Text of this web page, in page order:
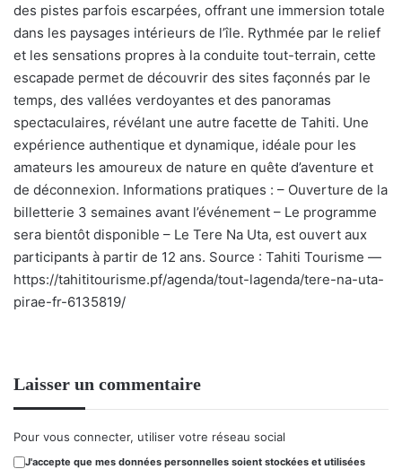
des pistes parfois escarpées, offrant une immersion totale
dans les paysages intérieurs de l’île. Rythmée par le relief
et les sensations propres à la conduite tout-terrain, cette
escapade permet de découvrir des sites façonnés par le
temps, des vallées verdoyantes et des panoramas
spectaculaires, révélant une autre facette de Tahiti. Une
expérience authentique et dynamique, idéale pour les
amateurs les amoureux de nature en quête d’aventure et
de déconnexion. Informations pratiques : – Ouverture de la
billetterie 3 semaines avant l’événement – Le programme
sera bientôt disponible – Le Tere Na Uta, est ouvert aux
participants à partir de 12 ans. Source : Tahiti Tourisme —
https://tahititourisme.pf/agenda/tout-lagenda/tere-na-uta-
pirae-fr-6135819/
Laisser un commentaire
Pour vous connecter, utiliser votre réseau social
J'accepte que mes données personnelles soient stockées et utilisées